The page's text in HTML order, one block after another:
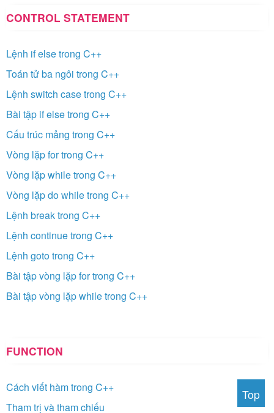
CONTROL STATEMENT
Lệnh if else trong C++
Toán tử ba ngôi trong C++
Lệnh switch case trong C++
Bài tập if else trong C++
Cấu trúc mảng trong C++
Vòng lặp for trong C++
Vòng lặp while trong C++
Vòng lặp do while trong C++
Lệnh break trong C++
Lệnh continue trong C++
Lệnh goto trong C++
Bài tập vòng lặp for trong C++
Bài tập vòng lặp while trong C++
FUNCTION
Cách viết hàm trong C++
Tham trị và tham chiếu
Top